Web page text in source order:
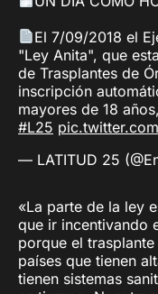
El 7/09/2018 el
"Ley Anita", que
de Trasplantes de
inscripción
mayores de 18
#L25
— LATITUD 25
«La parte de la ley
que ir incentivando
porque el
países que tienen
tienen sistemas